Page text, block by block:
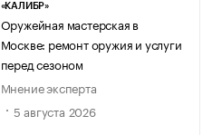
«КАЛИБР»
Оружейная мастерская в
Москве: ремонт оружия и услуги
перед сезоном
Мнение эксперта
5 августа 2026